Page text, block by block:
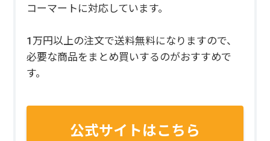
コーマートに対応しています。
1万円以上の注文で送料無料になりますので、
必要な商品をまとめ買いするのがおすすめで
す。
公式サイトはこちら